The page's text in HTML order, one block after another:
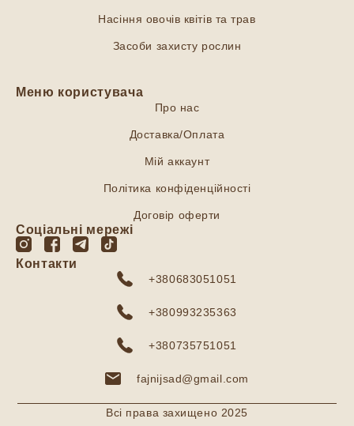
Насіння овочів квітів та трав
Засоби захисту рослин
Меню користувача
Про нас
Доставка/Оплата
Мій аккаунт
Політика конфіденційності
Договір оферти
Соціальні мережі
Контакти
+380683051051
+380993235363
+380735751051
fajnijsad@gmail.com
Всі права захищено 2025